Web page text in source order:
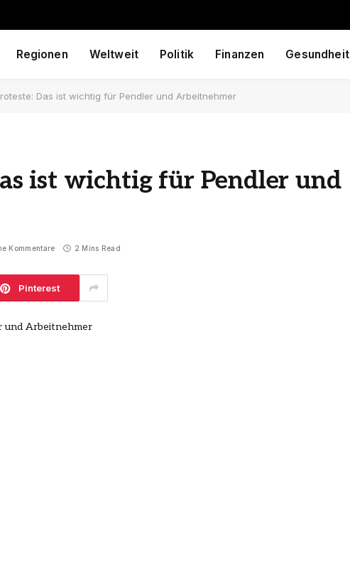
Regionen Weltweit Politik Finanzen Gesundheit
Das ist wichtig für Pendler und Arbeitnehmer
ist wichtig für Pendler und
Kommentare 2 Mins Read
Pinterest